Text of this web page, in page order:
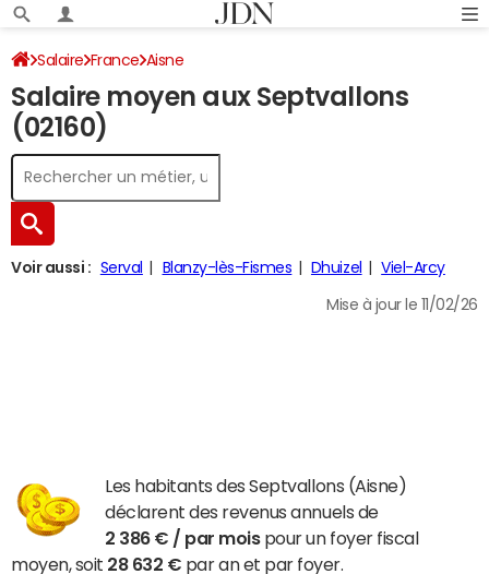
Salaire France Aisne
Salaire moyen aux Septvallons
(02160)
Voir aussi : Serval Blanzy-lès-Fismes Dhuizel Viel-Arcy
Mise à jour le 11/02/26
Les habitants des Septvallons (Aisne)
déclarent des revenus annuels de
2 386 € / par moispour un foyer fiscal
moyen, soit 28 632 € par an et par foyer.